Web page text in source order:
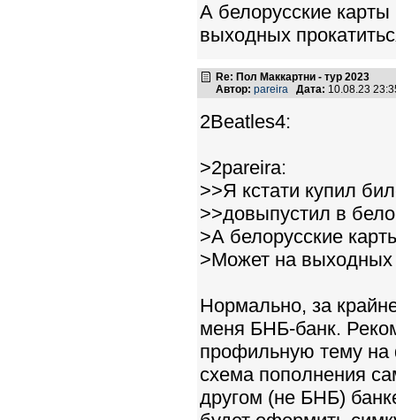
А белорусские
выходных
Re: Пол Маккартни - тур 2023
Автор: pareira Дата: 10.08.23
2Beatles4:
>2pareira:
>>Я кстати купил
>>довыпустил в
>А белорусские
>Может на выходных
Нормально, за
меня БНБ-банк.
профильную тему на
схема пополнения
другом (не БНБ)